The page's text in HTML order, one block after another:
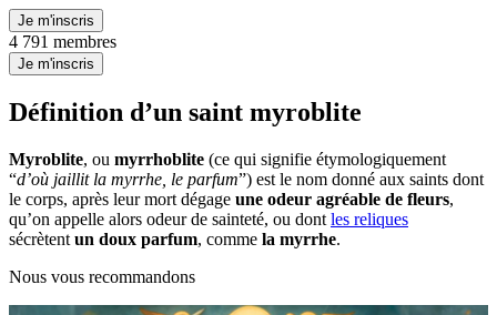
Je m'inscris
4 791 membres
Je m'inscris
Définition d’un saint myroblite
Myroblite, ou myrrhoblite (ce qui signifie étymologiquement
“d’où jaillit la myrrhe, le parfum”) est le nom donné aux saints dont
le corps, après leur mort dégage une odeur agréable de fleurs,
qu’on appelle alors odeur de sainteté, ou dont les reliques
sécrètent un doux parfum, comme la myrrhe.
Nous vous recommandons